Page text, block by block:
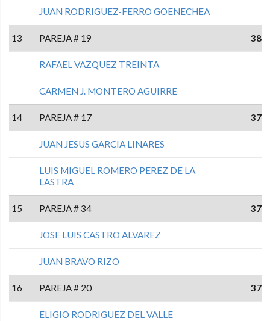
JUAN RODRIGUEZ-FERRO GOENECHEA
13 PAREJA # 19 38
RAFAEL VAZQUEZ TREINTA
CARMEN J. MONTERO AGUIRRE
14 PAREJA # 17 37
JUAN JESUS GARCIA LINARES
LUIS MIGUEL ROMERO PEREZ DE LA
LASTRA
15 PAREJA # 34 37
JOSE LUIS CASTRO ALVAREZ
JUAN BRAVO RIZO
16 PAREJA # 20 37
ELIGIO RODRIGUEZ DEL VALLE